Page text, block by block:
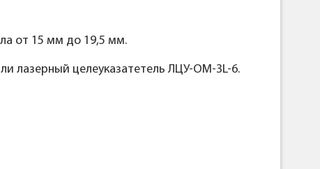
от 15 мм до 19,5 мм.
лазерный целеуказатетель ЛЦУ-ОМ-3L-6.